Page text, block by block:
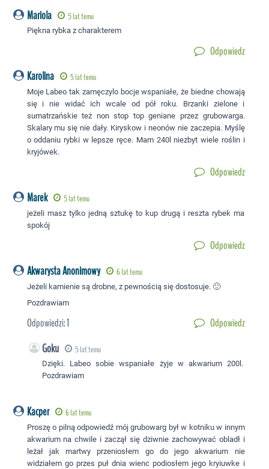
Mariola 5 lat temu
Piękna rybka z charakterem
Odpowiedz
Karolina 5 lat temu
Moje Labeo tak zamęczylo bocje wspaniałe, że biedne chowają
się i nie widać ich wcale od pół roku. Brzanki zielone i
sumatrzańskie też non stop top geniane przez grubowarga.
Skalary mu się nie dały. Kiryskow i neonów nie zaczepia. Myślę
o oddaniu rybki w lepsze ręce. Mam 240l niezbyt wiele roślin i
kryjówek.
Odpowiedz
Marek 5 lat temu
jeżeli masz tylko jedną sztukę to kup drugą i reszta rybek ma
spokój
Odpowiedz
Akwarysta Anonimowy 6 lat temu
Jeżeli kamienie są drobne, z pewnością się dostosuje. 🙂
Pozdrawiam
Odpowiedzi:1 Odpowiedz
Goku 5 lat temu
Dzięki. Labeo sobie wspaniałe żyje w akwarium 200l.
Pozdrawiam
Kacper 6 lat temu
Proszę o pilną odpowiedź mój grubowarg był w kotniku w innym
akwarium na chwile i zaczął się dziwnie zachowywać obladł i
leżał jak martwy przeniosłem go do jego akwarium nie
widziałem go przes puł dnia wienc podiosłem jego kryiuwke i